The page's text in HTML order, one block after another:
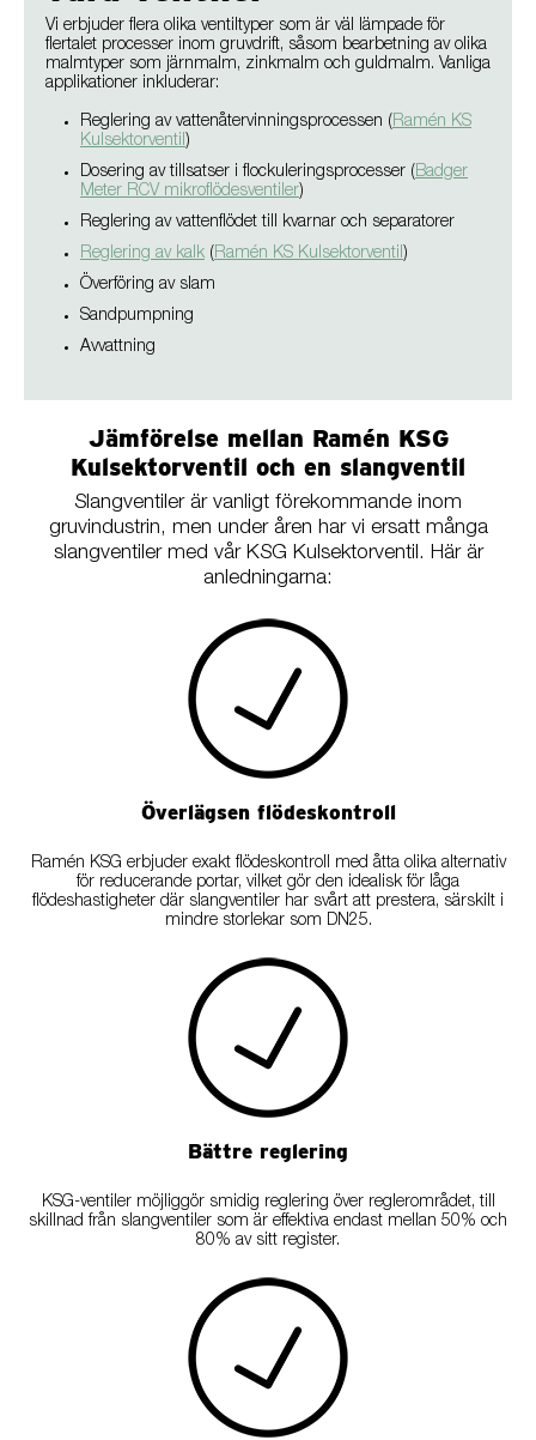
Vi erbjuder flera olika ventiltyper som är väl lämpade för
flertalet processer inom gruvdrift, såsom bearbetning av olika
malmtyper som järnmalm, zinkmalm och guldmalm. Vanliga
applikationer inkluderar:
Reglering av vattenåtervinningsprocessen (Ramén KS
Kulsektorventil)
Dosering av tillsatser i flockuleringsprocesser (Badger
Meter RCV mikroflödesventiler)
Reglering av vattenflödet till kvarnar och separatorer
Reglering av kalk (Ramén KS Kulsektorventil)
Överföring av slam
Sandpumpning
Avvattning
Jämförelse mellan Ramén KSG
Kulsektorventil och en slangventil
Slangventiler är vanligt förekommande inom
gruvindustrin, men under åren har vi ersatt många
slangventiler med vår KSG Kulsektorventil. Här är
anledningarna:
Överlägsen flödeskontroll
Ramén KSG erbjuder exakt flödeskontroll med åtta olika alternativ
för reducerande portar, vilket gör den idealisk för låga
flödeshastigheter där slangventiler har svårt att prestera, särskilt i
mindre storlekar som DN25.
Bättre reglering
KSG-ventiler möjliggör smidig reglering över reglerområdet, till
skillnad från slangventiler som är effektiva endast mellan 50% och
80% av sitt register.